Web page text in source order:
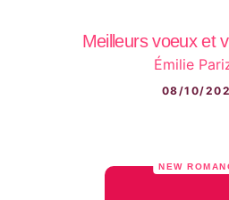
Meilleurs voeux et
Émilie
08/10/
NEW